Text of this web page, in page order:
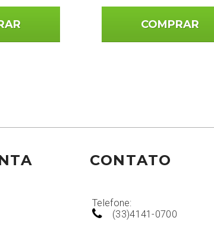
COMPRAR
CONTATO
Telefone:
(33)4141-0700